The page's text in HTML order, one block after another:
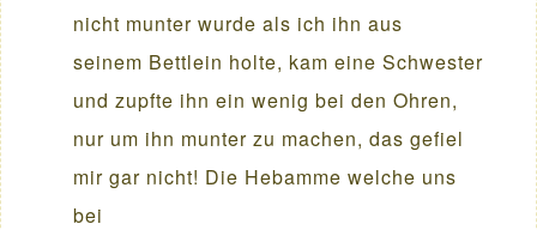
nicht munter wurde als ich ihn aus
seinem Bettlein holte, kam eine Schwester
und zupfte ihn ein wenig bei den Ohren,
nur um ihn munter zu machen, das gefiel
mir gar nicht! Die Hebamme welche uns
bei